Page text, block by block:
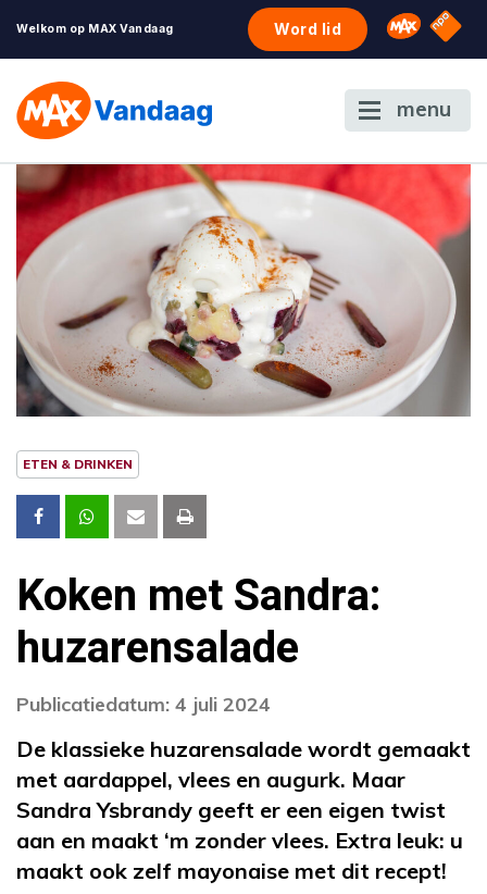
Welkom op MAX Vandaag Word lid Omroep
NPO
menu
ETEN & DRINKEN
Koken met Sandra:
huzarensalade
Publicatiedatum: 4 juli 2024
De klassieke huzarensalade wordt gemaakt
met aardappel, vlees en augurk. Maar
Sandra Ysbrandy geeft er een eigen twist
aan en maakt ‘m zonder vlees. Extra leuk: u
maakt ook zelf mayonaise met dit recept!